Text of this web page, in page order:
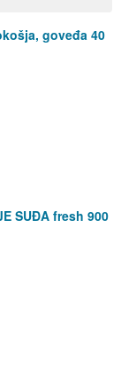
goveđa 40
SUĐA fresh 900